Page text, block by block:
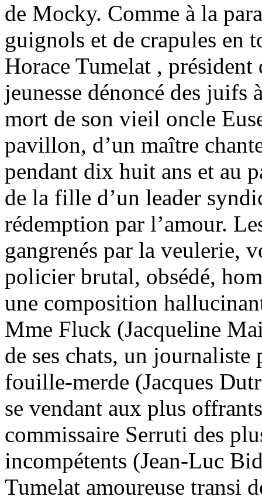
de Mocky. Comme à la
guignols et de crapules en
Horace Tumelat ,
jeunesse dénoncé des juifs
mort de son vieil oncle
pavillon, d’un maître
pendant dix huit ans et au
de la fille d’un leader
rédemption par l’amour.
gangrenés par la veulerie,
policier brutal, obsédé,
une composition
Mme Fluck (Jacqueline
de ses chats, un
fouille-merde (Jacques
se vendant aux plus
commissaire Serruti des
incompétents (Jean-Luc
Tumelat amoureuse transi